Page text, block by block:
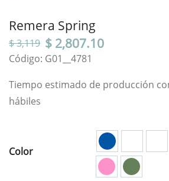
Remera Spring
$ 3,119 $ 2,807.10
Código: G01__4781
Tiempo estimado de producción
hábiles
Color